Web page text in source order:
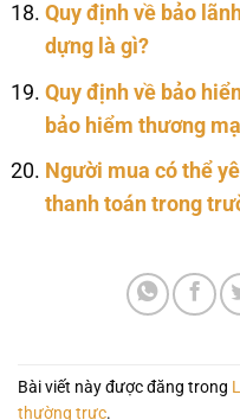
Quy định về bảo
dựng là gì?
Quy định về bảo
bảo hiểm thương
Người mua có thể
thanh toán trong
Bài viết này được đăng trong
thường trực.